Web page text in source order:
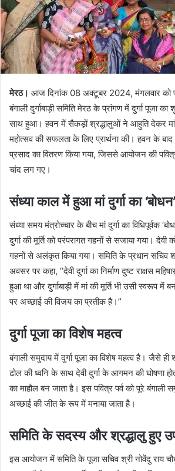
मेरठ। आज दिनांक 08 अक्टूबर 2024, मंगलवार को
बंगाली दुर्गाबाड़ी समिति मेरठ के प्रांगण में दुर्गा पूजा
साथ हुआ। हवन में सैकड़ों श्रद्धालुओं ने आहुति देकर मां
महोत्सव की सफलता के लिए प्रार्थना की। हवन के
प्रसाद का वितरण किया गया, जिससे आयोजन की
चांद लग गए।
संध्या काल में हुआ मां दुर्गा का ‘बोधन’
संध्या समय मंत्रोच्चार के बीच मां दुर्गा का विधिपूर्वक
दुर्गा की मूर्ति को परंपरागत गहनों से सजाया गया।
गहनों से अलंकृत किया गया। समिति के प्रधान सचिव
अवसर पर कहा, “देवी दुर्गा का निर्माण दुष्ट राक्षस
हुआ था और दुर्गाबाड़ी में मां की मूर्ति भी उसी स्वरूप में
पर अच्छाई की विजय का प्रतीक है।”
दुर्गा पूजा का विशेष महत्व
बंगाली समुदाय में दुर्गा पूजा का विशेष महत्व है। जैसे
ढोल की ध्वनि के साथ देवी दुर्गा के आगमन की घोषणा
का माहौल बन जाता है। इस पवित्र पर्व को पूरे बंगाली
अच्छाई की जीत के रूप में मनाया जाता है।
समिति के सदस्य और श्रद्धालु हुए
इस आयोजन में समिति के पूजा सचिव श्री नोवेंदु राय